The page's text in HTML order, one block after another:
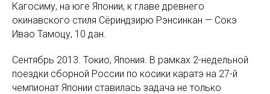
Кагосиму, на юге Японии, к главе древнего
окинавского стиля Сёриндзирю Рэнсинкан — Сокэ
Ивао Тамоцу, 10 дан.
Сентябрь 2013. Токио, Япония. В рамках 2-недельной
поездки сборной России по косики каратэ на 27-й
чемпионат Японии ставилась задача не только